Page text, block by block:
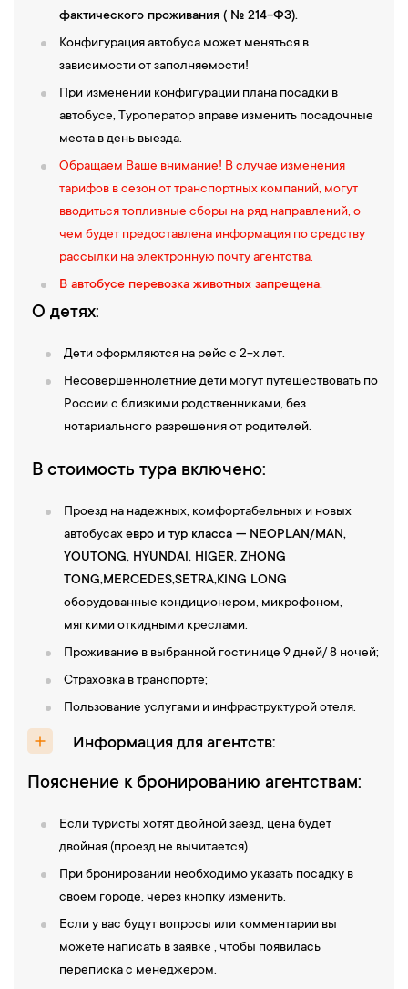
фактического проживания ( № 214-ФЗ).
Конфигурация автобуса может меняться в
зависимости от заполняемости!
При изменении конфигурации плана посадки в
автобусе, Туроператор вправе изменить посадочные
места в день выезда.
Обращаем Ваше внимание! В случае изменения
тарифов в сезон от транспортных компаний, могут
вводиться топливные сборы на ряд направлений, о
чем будет предоставлена информация по средству
рассылки на электронную почту агентства.
В автобусе перевозка животных запрещена.
О детях:
Дети оформляются на рейс с 2-х лет.
Несовершеннолетние дети могут путешествовать по
России с близкими родственниками, без
нотариального разрешения от родителей.
В стоимость тура включено:
Проезд на надежных, комфортабельных и новых
автобусахевро и тур класса — NEOPLAN/MAN,
YOUTONG, HYUNDAI, НIGER, ZHONG
TONG,MERCEDES,SETRA,KING LONG
оборудованные кондиционером, микрофоном,
мягкими откидными креслами.
Проживание в выбранной гостинице 9 дней/ 8 ночей;
Страховка в транспорте;
Пользование услугами и инфраструктурой отеля.
Информация для агентств:
Пояснение к бронированию агентствам:
Если туристы хотят двойной заезд, цена будет
двойная (проезд не вычитается).
При бронировании необходимо указать посадку в
своем городе, через кнопку изменить.
Если у вас будут вопросы или комментарии вы
можете написать в заявке , чтобы появилась
переписка с менеджером.